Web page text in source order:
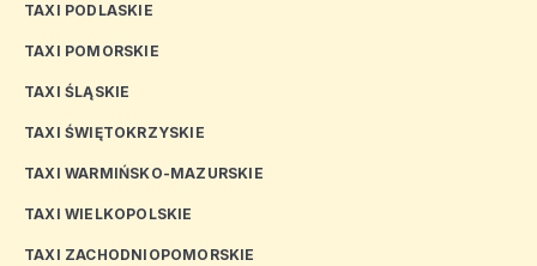
TAXI PODLASKIE
TAXI POMORSKIE
TAXI ŚLĄSKIE
TAXI ŚWIĘTOKRZYSKIE
TAXI WARMIŃSKO-MAZURSKIE
TAXI WIELKOPOLSKIE
TAXI ZACHODNIOPOMORSKIE